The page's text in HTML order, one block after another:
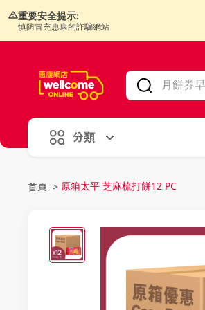
重要安全提示:
慎防冒充惠康的詐騙網站
分類
首頁 > 原箱太平 芝麻梳打餅12 PC